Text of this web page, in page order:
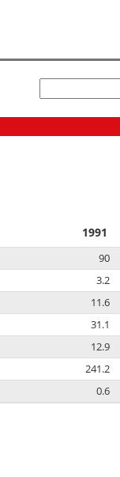
1991
90
3.2
11.6
31.1
12.9
241.2
0.6